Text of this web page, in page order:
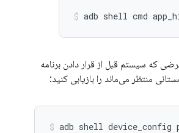
adb shell cmd
که سیستم قبل از قرار دادن برنامه
منتظر می‌ماند را بازیابی کنید:
adb shell device_config